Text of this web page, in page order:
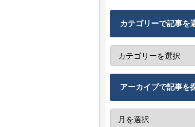
カテゴリーで記事を
アーカイブで記事を